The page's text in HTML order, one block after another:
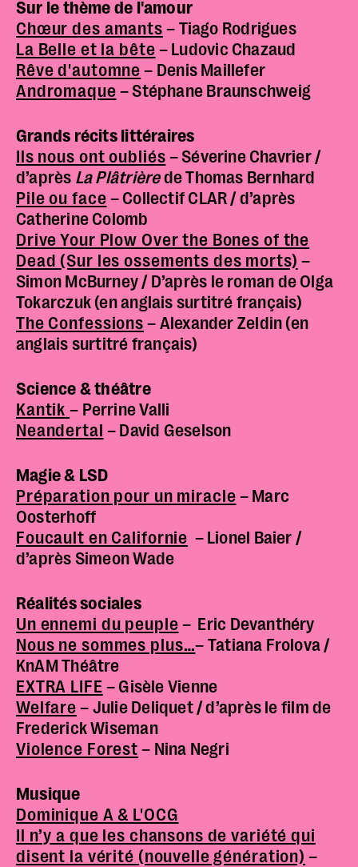
Police dyslexie :non
Taille du texte : par défaut
Contrastes :par défaut
Sur le thème de l'amour
Chœur des amants – Tiago Rodrigues
La Belle et la bête – Ludovic Chazaud
Rêve d'automne – Denis Maillefer
Andromaque – Stéphane Braunschweig
Grands récits littéraires
Ils nous ont oubliés – Séverine Chavrier /
d’après La Plâtrièrede Thomas Bernhard
Pile ou face – Collectif CLAR / d’après
Catherine Colomb
Drive Your Plow Over the Bones of the
Dead (Sur les ossements des morts) –
Simon McBurney / D’après le roman de Olga
Tokarczuk(en anglais surtitré français)
The Confessions – Alexander Zeldin(en
anglais surtitré français)
Science & théâtre
Kantik – Perrine Valli
Neandertal – David Geselson
Magie & LSD
Préparation pour un miracle – Marc
Oosterhoff
Foucault en Californie – Lionel Baier /
d’après Simeon Wade
Réalités sociales
Un ennemi du peuple – Eric Devanthéry
Nous ne sommes plus…– Tatiana Frolova /
KnAM Théâtre
EXTRA LIFE – Gisèle Vienne
Welfare – Julie Deliquet / d’après le film de
Frederick Wiseman
Violence Forest – Nina Negri
Musique
Dominique A & L'OCG
Il n’y a que les chansons de variété qui
disent la vérité (nouvelle génération) –